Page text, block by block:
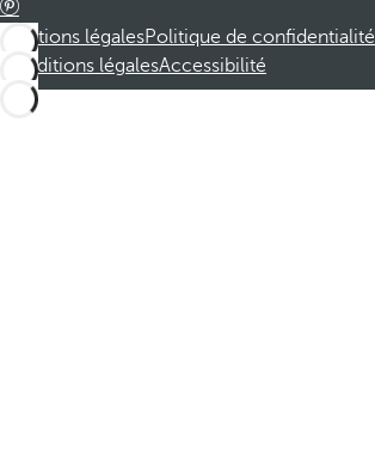
Mentions légalesPolitique de confidentialité
Conditions légalesAccessibilité